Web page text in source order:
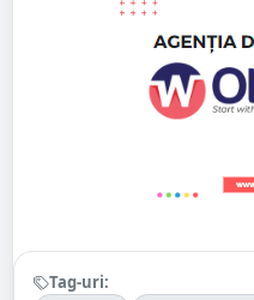
Tag-uri: